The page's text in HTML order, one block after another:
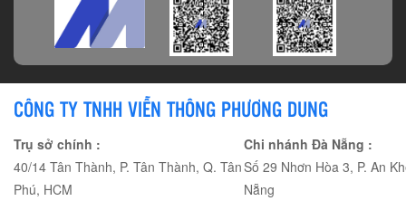
CÔNG TY TNHH VIỄN THÔNG PHƯƠNG DUNG
Trụ sở chính :
40/14 Tân Thành, P. Tân Thành, Q. Tân
Phú, HCM
Chi nhánh Đà Nẵng :
Số 29 Nhơn Hòa 3, P. An
Nẵng